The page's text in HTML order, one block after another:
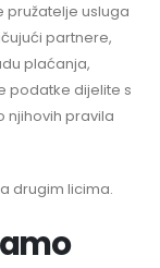
pružatelje usluga
partnere,
plaćanja,
podatke dijelite s
njihovih pravila
drugim licima.